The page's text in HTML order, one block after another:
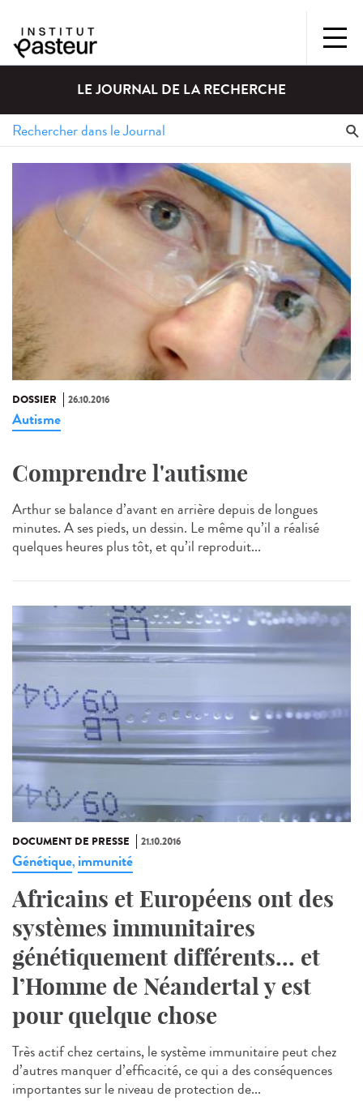
LE JOURNAL DE LA RECHERCHE
DOSSIER 26.10.2016
Autisme
Comprendre l'autisme
Arthur se balance d’avant en arrière depuis de longues
minutes. A ses pieds, un dessin. Le même qu’il a réalisé
quelques heures plus tôt, et qu’il reproduit...
DOCUMENT DE PRESSE 21.10.2016
Génétique, immunité
Africains et Européens ont des
systèmes immunitaires
génétiquement différents... et
l’Homme de Néandertal y est
pour quelque chose
Très actif chez certains, le système immunitaire peut chez
d’autres manquer d’efficacité, ce qui a des conséquences
importantes sur le niveau de protection de...